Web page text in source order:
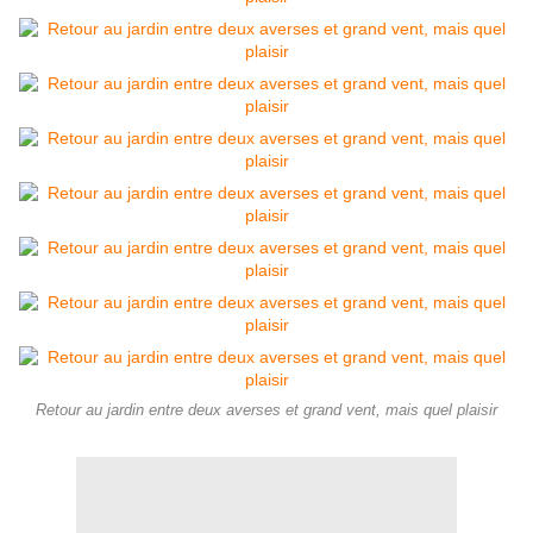
Retour au jardin entre deux averses et grand vent, mais quel plaisir